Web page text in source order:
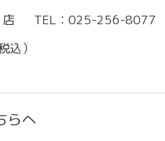
店 TEL：025-256-8077
）
らへ